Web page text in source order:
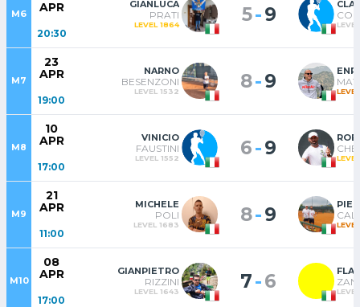
M6
APR
20:30
GIANLUCA
PRATI
LEVEL 1864 5-9
M7
23
APR
19:00
NARNO
BESENZONI
LEVEL 1532 8-9
M8
10
APR
17:00
VINICIO
FAUSTINI
LEVEL 1552 6-9
M9
21
APR
11:00
MICHELE
POLI
LEVEL 1683 8-9
M10
08
APR
17:00
GIANPIETRO
RIZZINI
LEVEL 1643 7-6